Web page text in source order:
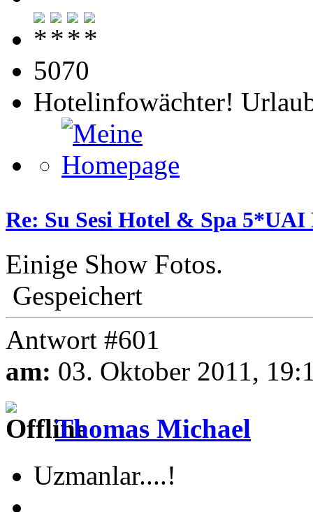
5070
Hotelinfowächter!
Re: Su Sesi Hotel & Spa 5*UAI
Einige Show Fotos.
Gespeichert
Antwort #601
am: 03. Oktober 2011,
Thomas Michael
Uzmanlar....!